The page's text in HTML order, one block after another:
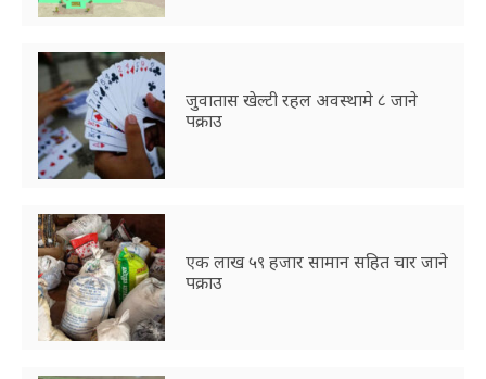
जुवातास खेल्टी रहल अवस्थामे ८ जाने
पक्राउ
एक लाख ५९ हजार सामान सहित चार जाने
पक्राउ